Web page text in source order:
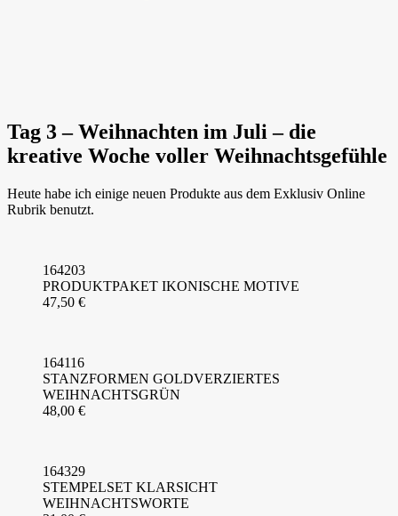
Tag 3 – Weihnachten im Juli – die
kreative Woche voller Weihnachtsgefühle
Heute habe ich einige neuen Produkte aus dem Exklusiv Online
Rubrik benutzt.
164203
PRODUKTPAKET IKONISCHE MOTIVE
47,50 €
164116
STANZFORMEN GOLDVERZIERTES
WEIHNACHTSGRÜN
48,00 €
164329
STEMPELSET KLARSICHT
WEIHNACHTSWORTE